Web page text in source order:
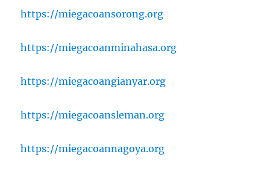
https://miegacoansorong.org
https://miegacoanminahasa.org
https://miegacoangianyar.org
https://miegacoansleman.org
https://miegacoannagoya.org